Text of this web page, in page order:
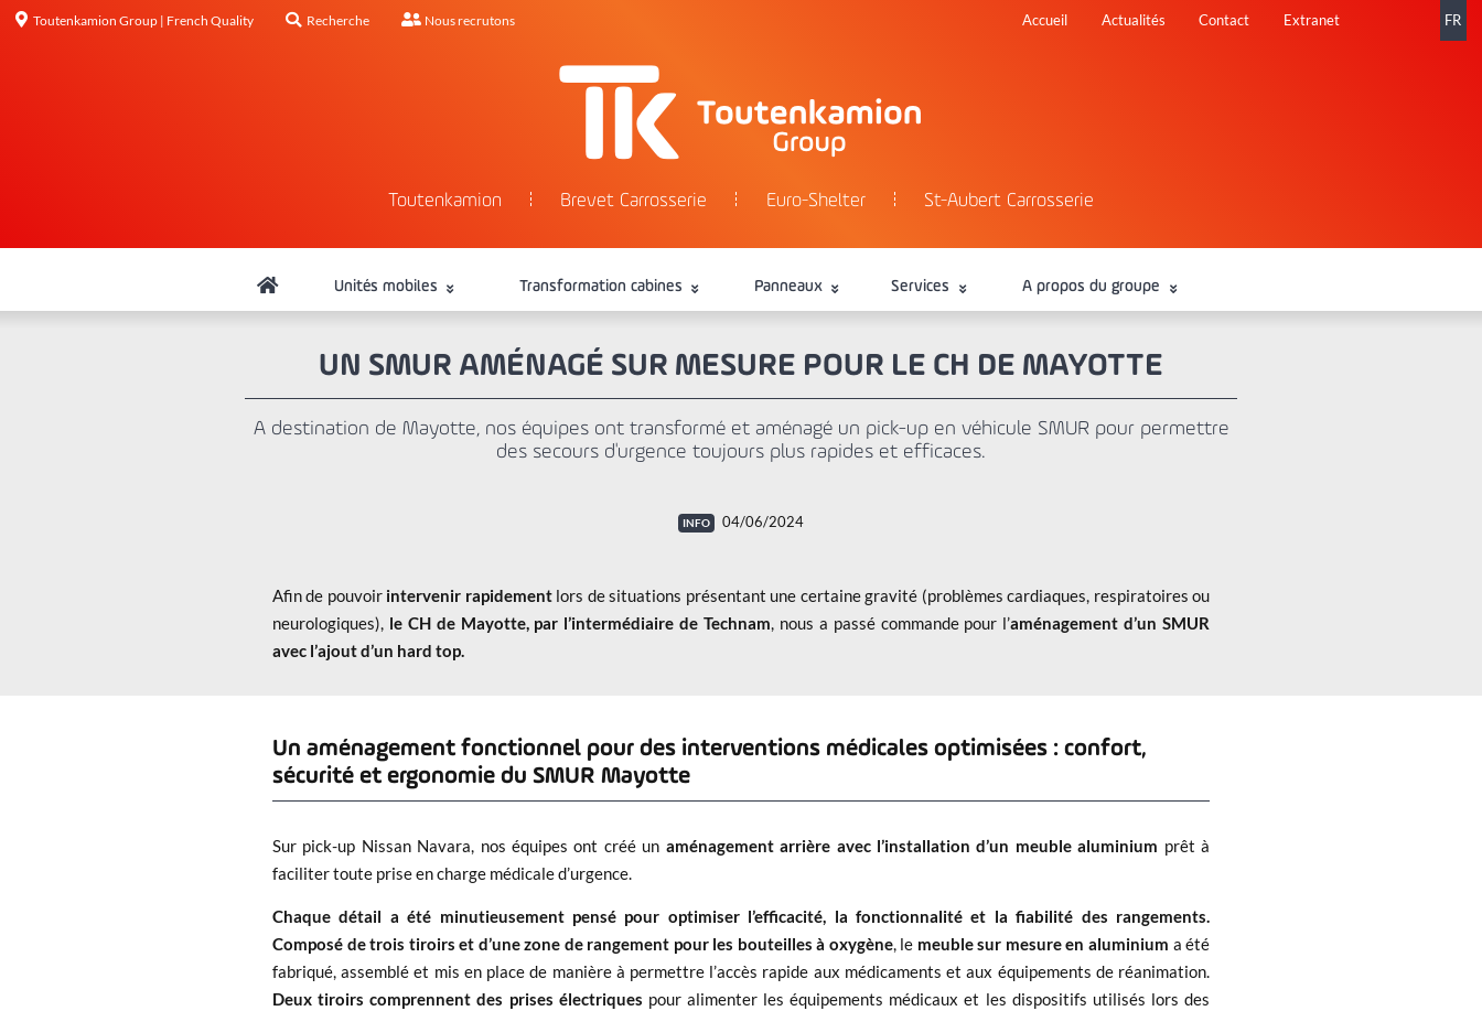
Toutenkamion Group | French Quality Recherche Nous recrutons
auAccueil Actualités Contact Extranet FR
Toutenkamion Brevet Carrosserie Euro-Shelter St-Aubert Carrosserie
Unités mobiles Transformation cabines Panneaux Services A propos du groupe
UN SMUR AMÉNAGÉ SUR MESURE POUR LE CH DE MAYOTTE
A destination de Mayotte, nos équipes ont transformé et aménagé un pick-up en véhicule SMUR pour permettre
des secours d'urgence toujours plus rapides et efficaces.
04/06/2024
Afin de pouvoir intervenir rapidementlors de situations présentant une certaine gravité (problèmes cardiaques, respiratoires ou
neurologiques), le CH de Mayotte, par l’intermédiaire de Technam, nous a passé commande pour l’aménagement d’un SMUR
avec l’ajout d’un hard top.
Un aménagement fonctionnel pour des interventions médicales optimisées : confort,
sécurité et ergonomie du SMUR Mayotte
Sur pick-up Nissan Navara, nos équipes ont créé un aménagement arrière avec l’installation d’un meuble aluminium prêt à
faciliter toute prise en charge médicale d’urgence.
Chaque détail a été minutieusement pensé pour optimiser l’efficacité, la fonctionnalité et la fiabilité des rangements.
Composé de trois tiroirs et d’une zone de rangement pour les bouteilles à oxygène, le meuble sur mesure en aluminium a été
fabriqué, assemblé et mis en place de manière à permettre l’accès rapide aux médicaments et aux équipements de réanimation.
Deux tiroirs comprennent des prises électriques pour alimenter les équipements médicaux et les dispositifs utilisés lors des